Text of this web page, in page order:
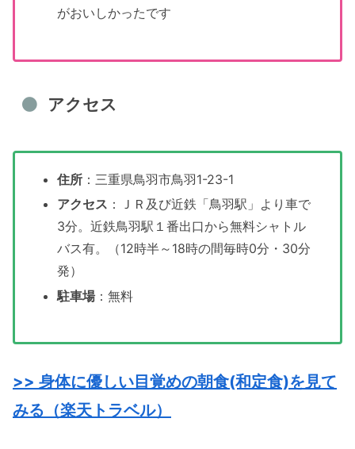
がおいしかったです
アクセス
住所 ：三重県鳥羽市鳥羽1-23-1
アクセス ：ＪＲ及び近鉄「鳥羽駅」より車で
3分。近鉄鳥羽駅１番出口から無料シャトル
バス有。（12時半～18時の間毎時0分・30分
発）
駐車場：無料
>> 身体に優しい目覚めの朝食(和定食)を見て
みる（楽天トラベル）